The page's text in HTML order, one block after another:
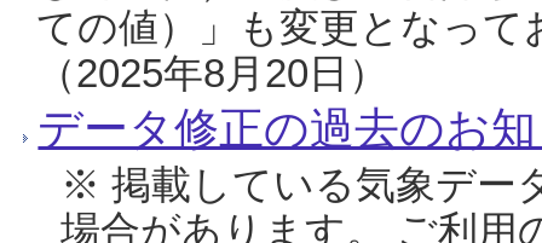
ての値）」も変更となっ
（2025年8月20日）
データ修正の過去のお
※ 掲載している気象デー
場合があります。 ご利用